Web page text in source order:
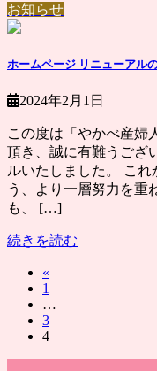
お知らせ
ホームページ リニューアル
2024年2月1日
この度は「やかべ産婦
頂き、誠に有難うござ
ルいたしました。 こ
う、より一層努力を重
も、 […]
続きを読む
«
固
定
ペ
ー
ジ
1
…
固
定
ペ
3
固
4